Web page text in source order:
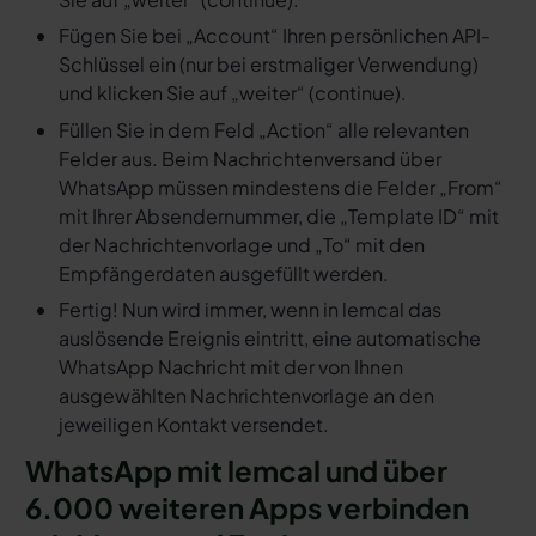
Fügen Sie bei „Account“ Ihren persönlichen API-
Schlüssel ein (nur bei erstmaliger Verwendung)
und klicken Sie auf „weiter“ (continue).
Füllen Sie in dem Feld „Action“ alle relevanten
Felder aus. Beim Nachrichtenversand über
WhatsApp müssen mindestens die Felder „From“
mit Ihrer Absendernummer, die „Template ID“ mit
der Nachrichtenvorlage und „To“ mit den
Empfängerdaten ausgefüllt werden.
Fertig! Nun wird immer, wenn in lemcal das
auslösende Ereignis eintritt, eine automatische
WhatsApp Nachricht mit der von Ihnen
ausgewählten Nachrichtenvorlage an den
jeweiligen Kontakt versendet.
WhatsApp mit lemcal und über
6.000 weiteren Apps verbinden